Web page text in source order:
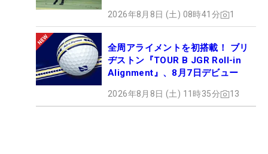
2026年8月8日 (土) 08時41分 1
全周アライメントを初搭載！ ブリ
ヂストン『TOUR B JGR Roll-in
Alignment』、8月7日デビュー
2026年8月8日 (土) 11時35分 13